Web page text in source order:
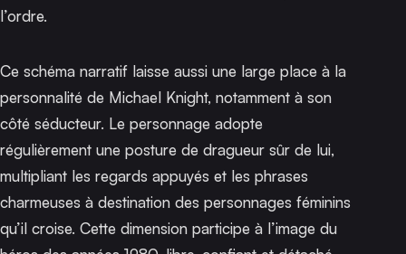
l’ordre.
Ce schéma narratif laisse aussi une large place à la
personnalité de Michael Knight, notamment à son
côté séducteur. Le personnage adopte
régulièrement une posture de dragueur sûr de lui,
multipliant les regards appuyés et les phrases
charmeuses à destination des personnages féminins
qu’il croise. Cette dimension participe à l’image du